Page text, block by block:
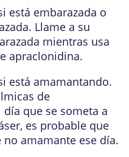
está embarazada o
Llame a su
mientras usa
apraclonidina.
está amamantando.
de
que se someta a
es probable que
amamante ese día.